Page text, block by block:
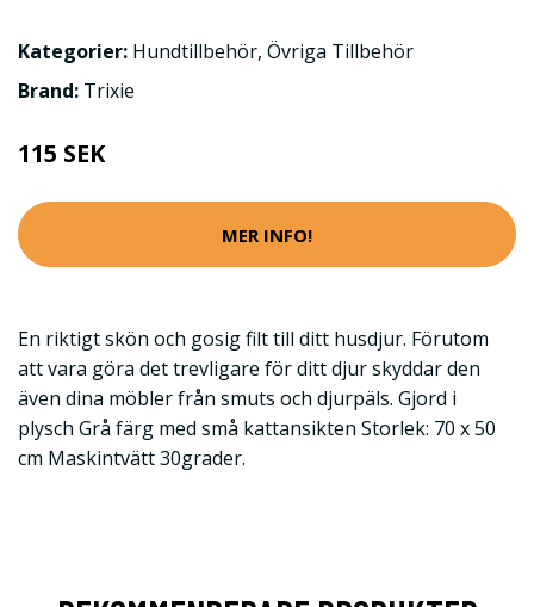
Kategorier: Hundtillbehör, Övriga Tillbehör
Brand: Trixie
115 SEK
MER INFO!
En riktigt skön och gosig filt till ditt husdjur. Förutom
att vara göra det trevligare för ditt djur skyddar den
även dina möbler från smuts och djurpäls. Gjord i
plysch Grå färg med små kattansikten Storlek: 70 x 50
cm Maskintvätt 30grader.